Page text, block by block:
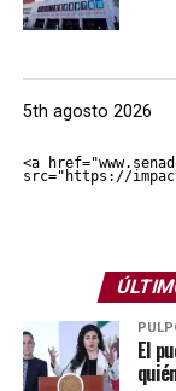
5th agosto 2026
<a
src="https://
El